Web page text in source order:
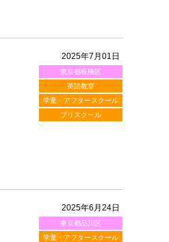
2025年7月01日
東京都板橋区
英語教室
学童・アフタースクール
プリスクール
2025年6月24日
東京都品川区
学童・アフタースクール